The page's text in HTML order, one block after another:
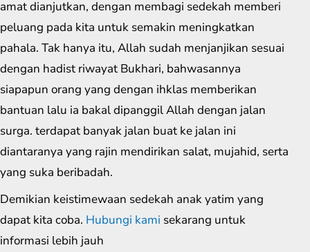
amat dianjutkan, dengan membagi sedekah memberi
peluang pada kita untuk semakin meningkatkan
pahala. Tak hanya itu, Allah sudah menjanjikan sesuai
dengan hadist riwayat Bukhari, bahwasannya
siapapun orang yang dengan ihklas memberikan
bantuan lalu ia bakal dipanggil Allah dengan jalan
surga. terdapat banyak jalan buat ke jalan ini
diantaranya yang rajin mendirikan salat, mujahid, serta
yang suka beribadah.
Demikian keistimewaan sedekah anak yatim yang
dapat kita coba. Hubungi kami sekarang untuk
informasi lebih jauh